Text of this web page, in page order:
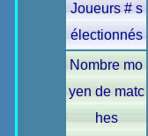
Joueurs # s
électionnés
Nombre mo
yen de matc
hes